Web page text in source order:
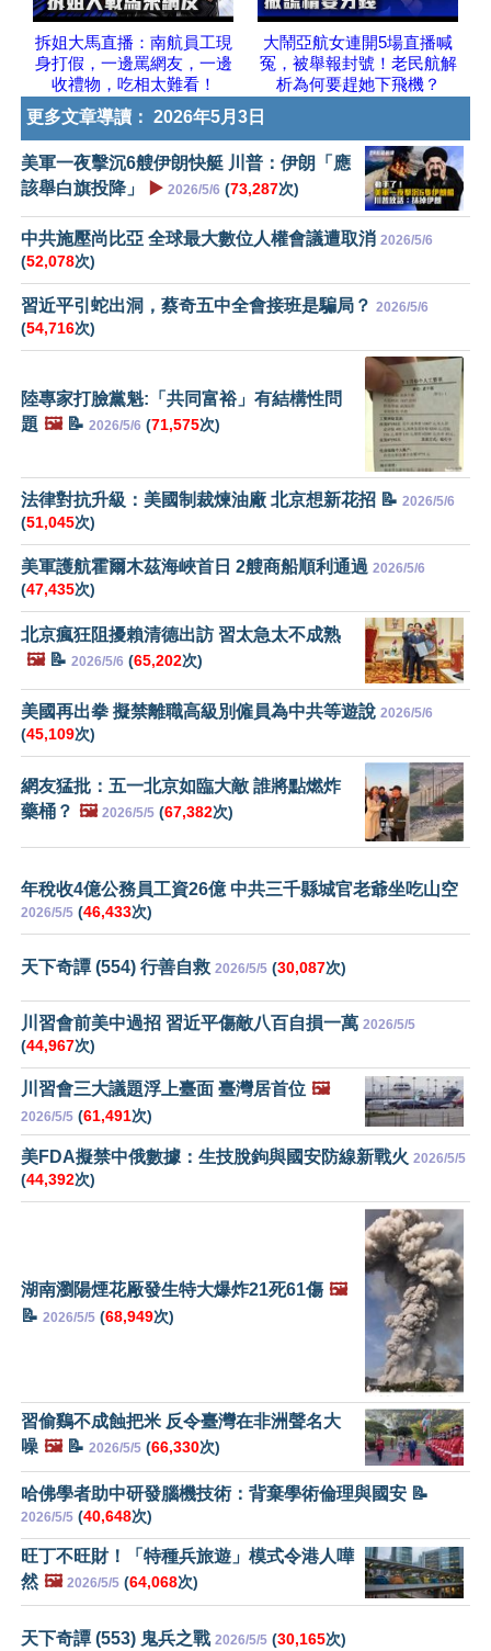
拆姐大馬直播：南航員工現
身打假，一邊罵網友，一邊
收禮物，吃相太難看！
大鬧亞航女連開5場直播喊
冤，被舉報封號！老民航解
析為何要趕她下飛機？
更多文章導讀： 2026年5月3日
美軍一夜擊沉6艘伊朗快艇 川普：伊朗「應
該舉白旗投降」
▶️ 2026/5/6 (73,287次)
中共施壓尚比亞 全球最大數位人權會議遭取消 2026/5/6
(52,078次)
習近平引蛇出洞，蔡奇五中全會接班是騙局？ 2026/5/6
(54,716次)
陸專家打臉黨魁:「共同富裕」有結構性問
題 🖼️📝 2026/5/6 (71,575次)
法律對抗升級：美國制裁煉油廠 北京想新花招 📝 2026/5/6
(51,045次)
美軍護航霍爾木茲海峽首日 2艘商船順利通過 2026/5/6
(47,435次)
北京瘋狂阻擾賴清德出訪 習太急太不成熟
🖼️📝 2026/5/6 (65,202次)
美國再出拳 擬禁離職高級別僱員為中共等遊說 2026/5/6
(45,109次)
網友猛批：五一北京如臨大敵 誰將點燃炸
藥桶？ 🖼️ 2026/5/5 (67,382次)
年稅收4億公務員工資26億 中共三千縣城官老爺坐吃山空
2026/5/5 (46,433次)
天下奇譚 (554) 行善自救 2026/5/5 (30,087次)
川習會前美中過招 習近平傷敵八百自損一萬 2026/5/5
(44,967次)
川習會三大議題浮上臺面 臺灣居首位 🖼️
2026/5/5 (61,491次)
美FDA擬禁中俄數據：生技脫鉤與國安防線新戰火 2026/5/5
(44,392次)
湖南瀏陽煙花厰發生特大爆炸21死61傷 🖼️
📝 2026/5/5 (68,949次)
習偷鷄不成蝕把米 反令臺灣在非洲聲名大
噪 🖼️📝 2026/5/5 (66,330次)
哈佛學者助中研發腦機技術：背棄學術倫理與國安 📝
2026/5/5 (40,648次)
旺丁不旺財！「特種兵旅遊」模式令港人嘩
然 🖼️ 2026/5/5 (64,068次)
天下奇譚 (553) 鬼兵之戰 2026/5/5 (30,165次)